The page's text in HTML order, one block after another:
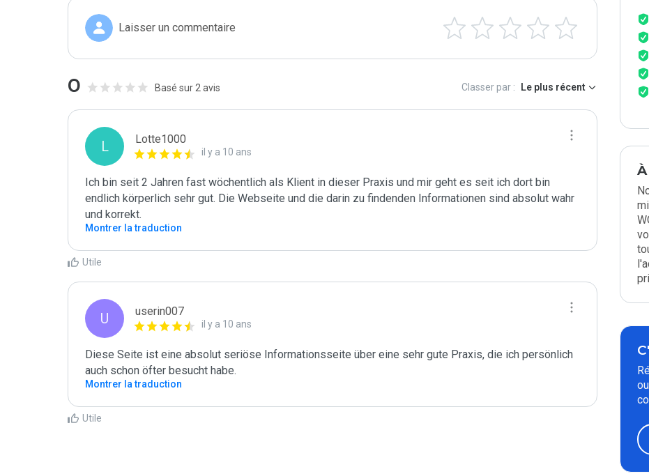
Laisser un commentaire
0 Basé sur 2 avis Classer par : Le plus récent
L Lotte1000
il y a 10 ans
Ich bin seit 2 Jahren fast wöchentlich als Klient in dieser Praxis und mir geht es seit ich dort bin
endlich körperlich sehr gut. Die Webseite und die darin zu findenden Informationen sind absolut wahr
und korrekt.
Montrer la traduction
Utile
U userin007
il y a 10 ans
Diese Seite ist eine absolut seriöse Informationsseite über eine sehr gute Praxis, die ich persönlich
auch schon öfter besucht habe.
Montrer la traduction
Utile